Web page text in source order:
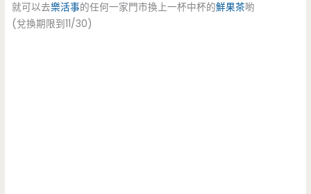
就可以去樂活事的任何一家門市換上一杯中杯的鮮果茶喲
(兌換期限到11/30)